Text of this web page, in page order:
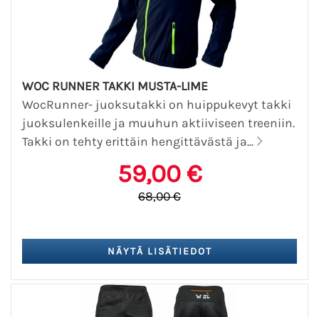
WOC RUNNER TAKKI MUSTA-LIME
WocRunner- juoksutakki on huippukevyt takki
juoksulenkeille ja muuhun aktiiviseen treeniin.
Takki on tehty erittäin hengittävästä ja...
59,00 €
68,00 €